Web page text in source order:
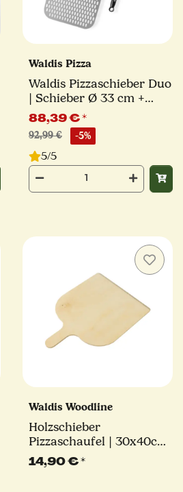
Waldis Pizza
Waldis Pizzaschieber Duo
| Schieber Ø 33 cm +
Turning Peel Ø 17 cm
88,39 €*
92,99 € -5%
5/5
Waldis Woodline
Holzschieber
Pizzaschaufel | 30x40cm
| Waldis Woodline
14,90 €*